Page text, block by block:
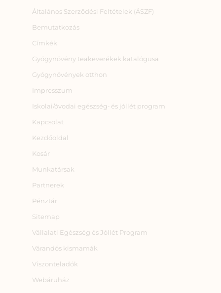
Általános Szerződési Feltételek (ÁSZF)
Bemutatkozás
Címkék
Gyógynövény teakeverékek katalógusa
Gyógynövények otthon
Impresszum
Iskolai/óvodai egészség‑ és jóllét program
Kapcsolat
Kezdőoldal
Kosár
Munkatársak
Partnerek
Pénztár
Sitemap
Vállalati Egészség és Jóllét Program
Várandós kismamák
Viszonteladók
Webáruház